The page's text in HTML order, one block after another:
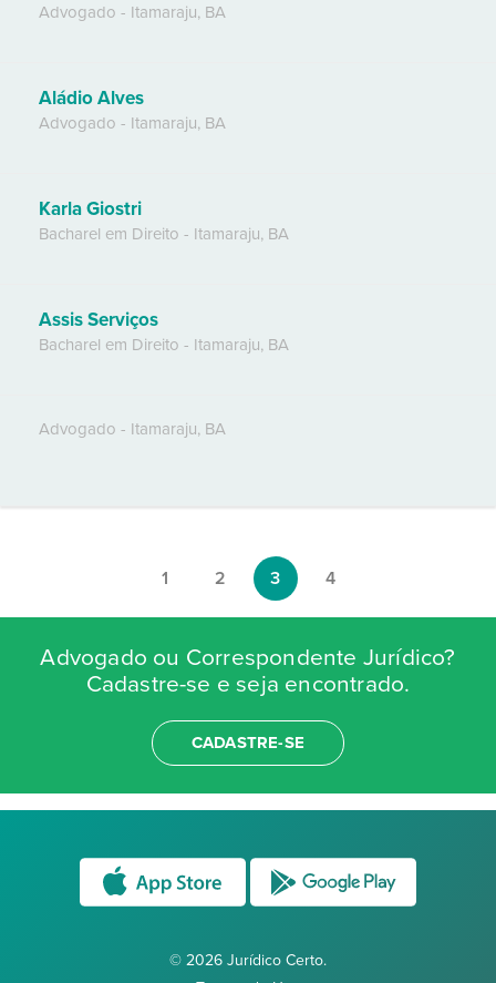
Advogado - Itamaraju, BA
Aládio Alves
Advogado - Itamaraju, BA
Karla Giostri
Bacharel em Direito - Itamaraju, BA
Assis Serviços
Bacharel em Direito - Itamaraju, BA
Advogado - Itamaraju, BA
1 2 3 4
Advogado ou Correspondente Jurídico?
Cadastre-se e seja encontrado.
CADASTRE-SE
© 2026 Jurídico Certo.